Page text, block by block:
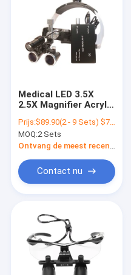
Producten
Over ons
Contacteer ons
Bioculaire chirurgische
Verstelbare chirurgische
Chirurgische
Chirurgische
Tandheelkundige
Medical LED 3.5X
2.5X Magnifier Acrylic
Headband Magnifying
Glasses Surgical
Loupes
Prijs:$89.90(2 - 9 Sets) $79.50(10 - 99 Sets) $65.90(>=100 Sets)
MOQ:2 Sets
Ontvang de meest recente Prijs
Contact nu